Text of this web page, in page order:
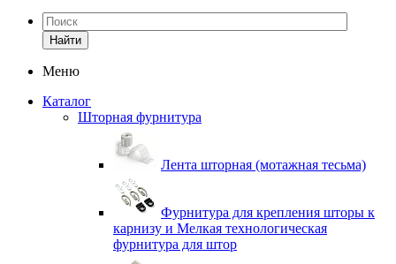
Найти
Меню
Каталог
Шторная фурнитура
Лента шторная (мотажная тесьма)
Фурнитура для крепления шторы к
карнизу и Мелкая технологическая
фурнитура для штор